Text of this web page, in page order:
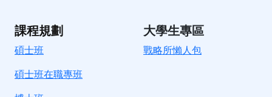
課程規劃
碩士班
碩士班在職專班
大學生專區
戰略所懶人包